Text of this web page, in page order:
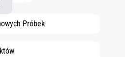
Próbek